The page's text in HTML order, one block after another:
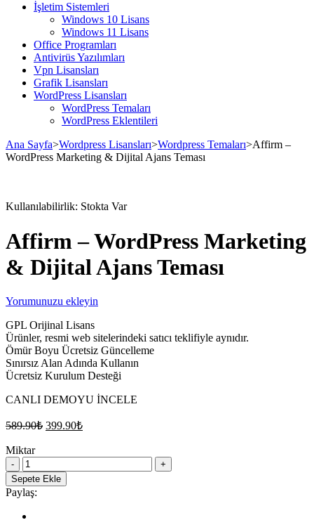
İşletim Sistemleri
Windows 10 Lisans
Windows 11 Lisans
Office Programları
Antivirüs Yazılımları
Vpn Lisansları
Grafik Lisansları
WordPress Lisansları
WordPress Temaları
WordPress Eklentileri
Ana Sayfa>Wordpress Lisansları>Wordpress Temaları>Affirm –
WordPress Marketing & Dijital Ajans Teması
Kullanılabilirlik: Stokta Var
Affirm – WordPress Marketing
& Dijital Ajans Teması
Yorumunuzu ekleyin
GPL Orijinal Lisans
Ürünler, resmi web sitelerindeki satıcı teklifiyle aynıdır.
Ömür Boyu Ücretsiz Güncelleme
Sınırsız Alan Adında Kullanın
Ücretsiz Kurulum Desteği
CANLI DEMOYU İNCELE
589.90₺ Orijinal
399.90₺Şu
Miktar
Affirm
–
WordPress
Marketing
&
Sepete Ekle
Paylaş: